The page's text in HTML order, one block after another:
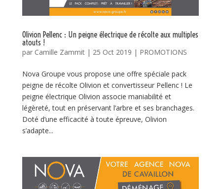
Olivion Pellenc : Un peigne électrique de récolte aux multiples
atouts !
par Camille Zammit| 25 Oct 2019 | PROMOTIONS
Nova Groupe vous propose une offre spéciale pack
peigne de récolte Olivion et convertisseur Pellenc ! Le
peigne électrique Olivion associe maniabilité et
légèreté, tout en préservant l’arbre et ses branchages.
Doté d’une efficacité à toute épreuve, Olivion
s’adapte...